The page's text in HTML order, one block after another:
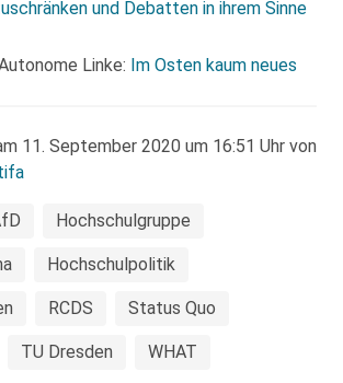
und Debatten in ihrem Sinne
Linke: Im Osten kaum neues
11. September 2020 um 16:51 Uhr von
Hochschulgruppe
Hochschulpolitik
RCDS Status Quo
TU Dresden WHAT